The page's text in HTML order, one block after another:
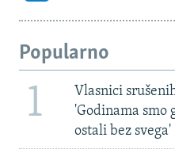
Popularno
1
Vlasnici
'Godinama smo
ostali bez svega'